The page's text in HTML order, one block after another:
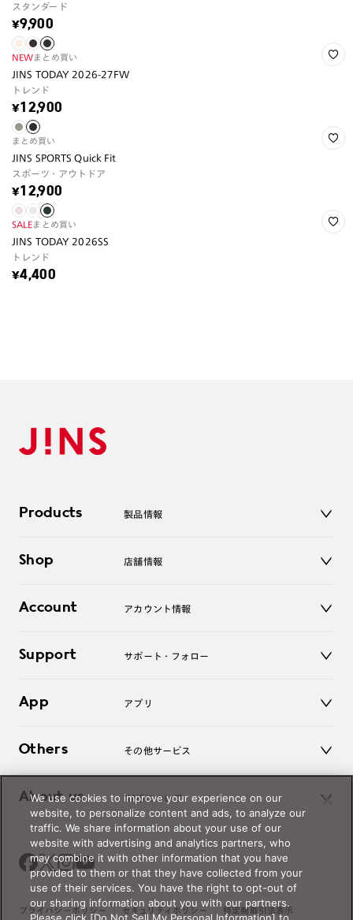
スタンダード
¥9,900
NEWまとめ買い
JINS TODAY 2026-27FW
トレンド
¥12,900
まとめ買い
JINS SPORTS Quick Fit
スポーツ・アウトドア
¥12,900
SALEまとめ買い
JINS TODAY 2026SS
トレンド
¥4,400
Products 製品情報
サングラス
コンタクトレンズ
アクセサリー
Shop 店舗情報
オンラインショップ
Account アカウント情報
ログアウト
Support サポート・フォロー
よくあるご質問
お問い合わせ
App アプリ
Others その他サービス
レンズ交換
オンラインギフト
価格案内
About us JINSについて
Magnify Life
会社概要
採用情報
法人のお客様
出店について
プライバシーポリシー セキュリティポリシー 特定商取引法表示
We use cookies to improve your experience on our
website, to personalize content and ads, to analyze our
traffic. We share information about your use of our
website with advertising and analytics partners, who
may combine it with other information that you have
provided to them or that they have collected from your
use of their services. You have the right to opt-out of
our sharing information about you with our partners.